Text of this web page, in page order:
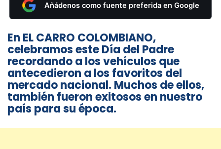
Añádenos como fuente preferida en Google
En EL CARRO COLOMBIANO,
celebramos este Día del Padre
recordando a los vehículos que
antecedieron a los favoritos del
mercado nacional. Muchos de ellos,
también fueron exitosos en nuestro
país para su época.